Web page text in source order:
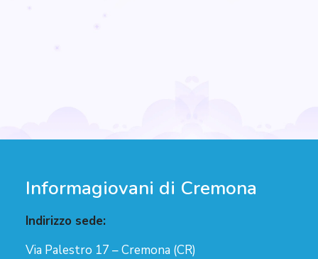
Informagiovani di Cremona
Indirizzo sede:
Via Palestro 17 – Cremona (CR)